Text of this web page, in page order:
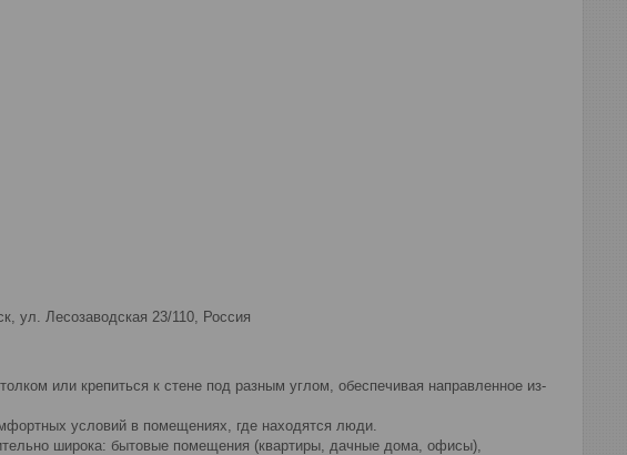
ул. Лесозаводская 23/110, Россия
или крепиться к стене под разным углом, обеспечивая направленное из-
условий в помещениях, где находятся люди.
широка: бытовые помещения (квартиры, дачные дома, офисы),